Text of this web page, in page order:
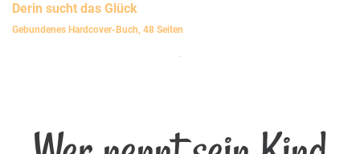
Derin sucht das Glück
Gebundenes Hardcover-Buch, 48 Seiten